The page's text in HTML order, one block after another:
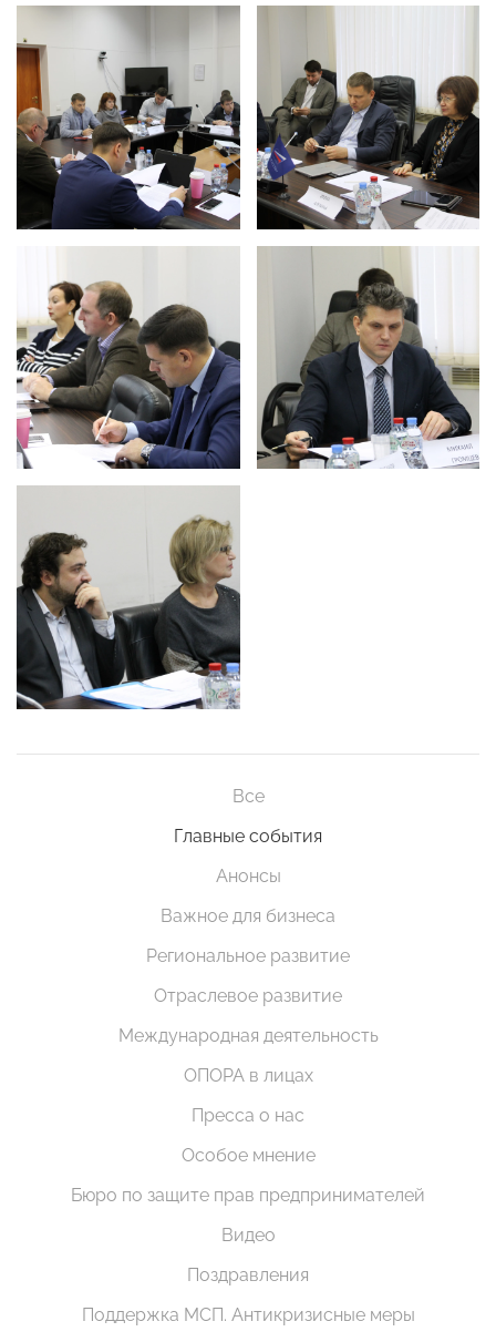
Все
Главные события
Анонсы
Важное для бизнеса
Региональное развитие
Отраслевое развитие
Международная деятельность
ОПОРА в лицах
Пресса о нас
Особое мнение
Бюро по защите прав предпринимателей
Видео
Поздравления
Поддержка МСП. Антикризисные меры